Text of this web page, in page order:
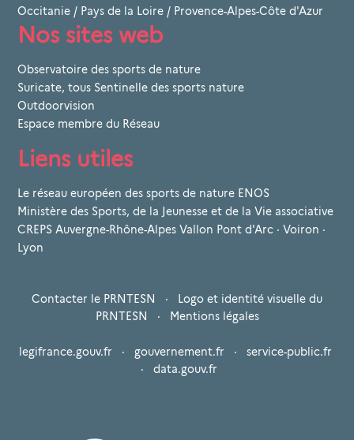
Occitanie / Pays de la Loire / Provence-Alpes-Côte d'Azur
Nos sites web
Observatoire des sports de nature
Suricate, tous Sentinelle des sports nature
Outdoorvision
Espace membre du Réseau
Liens utiles
Le réseau européen des sports de nature ENOS
Ministère des Sports, de la Jeunesse et de la Vie associative
CREPS Auvergne-Rhône-Alpes Vallon Pont d'Arc · Voiron ·
Lyon
Contacter le PRNTESN ·
Logo et identité visuelle du
PRNTESN
· Mentions légales
legifrance.gouv.fr · gouvernement.fr · service-public.fr
· data.gouv.fr